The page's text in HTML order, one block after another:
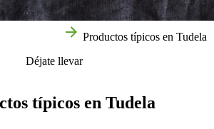
Productos típicos en Tudela
Déjate llevar
típicos en Tudela